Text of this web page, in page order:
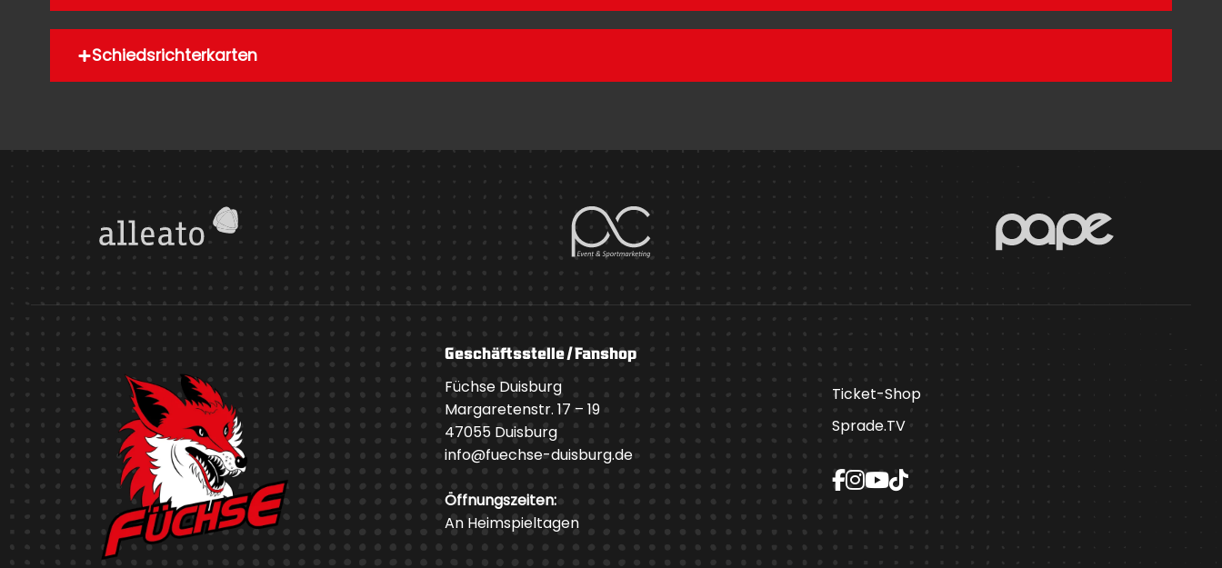
Schiedsrichterkarten
Geschäftsstelle / Fanshop
Füchse Duisburg
Margaretenstr. 17 – 19
47055 Duisburg
info@fuechse-duisburg.de
Öffnungszeiten:
An Heimspieltagen
Ticket-Shop
Sprade.TV